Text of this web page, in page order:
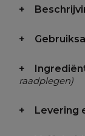
raadplegen)
Levering